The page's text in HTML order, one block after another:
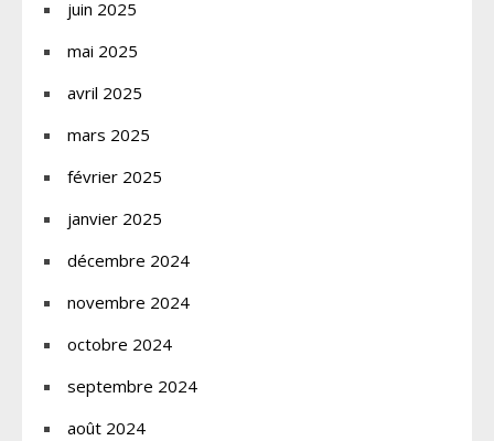
juin 2025
mai 2025
avril 2025
mars 2025
février 2025
janvier 2025
décembre 2024
novembre 2024
octobre 2024
septembre 2024
août 2024